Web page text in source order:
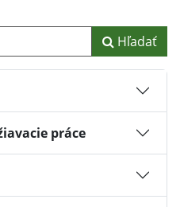
Hľadať
práce